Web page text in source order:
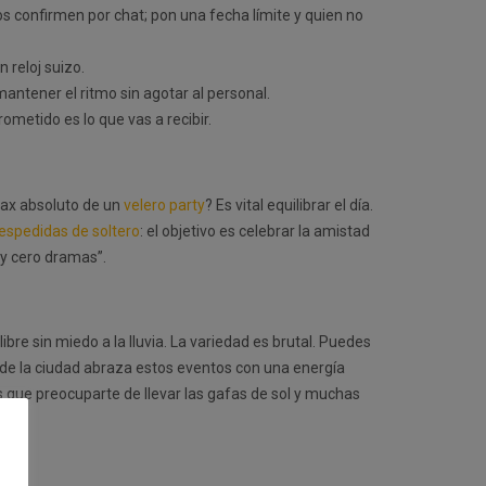
confirmen por chat; pon una fecha límite y quien no
reloj suizo.
el ritmo sin agotar al personal.
es lo que vas a recibir.
absoluto de un velero party? Es vital equilibrar el día.
de soltero: el objetivo es celebrar la amistad
cero dramas”.
sin miedo a la lluvia. La variedad es brutal. Puedes
la ciudad abraza estos eventos con una energía
preocuparte de llevar las gafas de sol y muchas